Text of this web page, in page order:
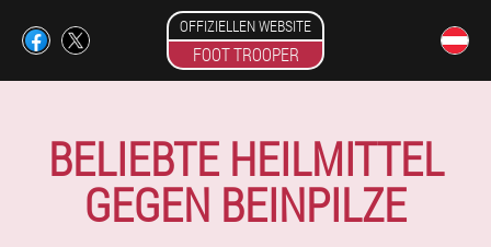
OFFIZIELLEN WEBSITE
FOOT TROOPER
BELIEBTE HEILMITTEL
GEGEN BEINPILZE